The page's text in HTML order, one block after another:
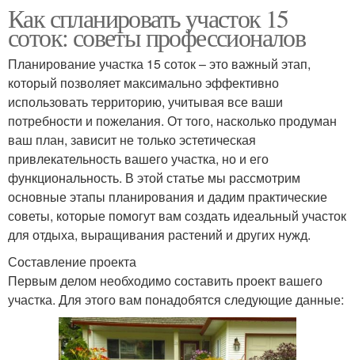
Как спланировать участок 15
соток: советы профессионалов
Планирование участка 15 соток – это важный этап,
который позволяет максимально эффективно
использовать территорию, учитывая все ваши
потребности и пожелания. От того, насколько продуман
ваш план, зависит не только эстетическая
привлекательность вашего участка, но и его
функциональность. В этой статье мы рассмотрим
основные этапы планирования и дадим практические
советы, которые помогут вам создать идеальный участок
для отдыха, выращивания растений и других нужд.
Составление проекта
Первым делом необходимо составить проект вашего
участка. Для этого вам понадобятся следующие данные: